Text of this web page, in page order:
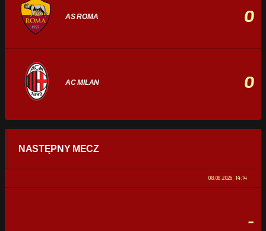
AS ROMA 0
AC MILAN 0
STATYSTYKI
0% 100%
NASTĘPNY MECZ
08.08.2026, 14:14
-